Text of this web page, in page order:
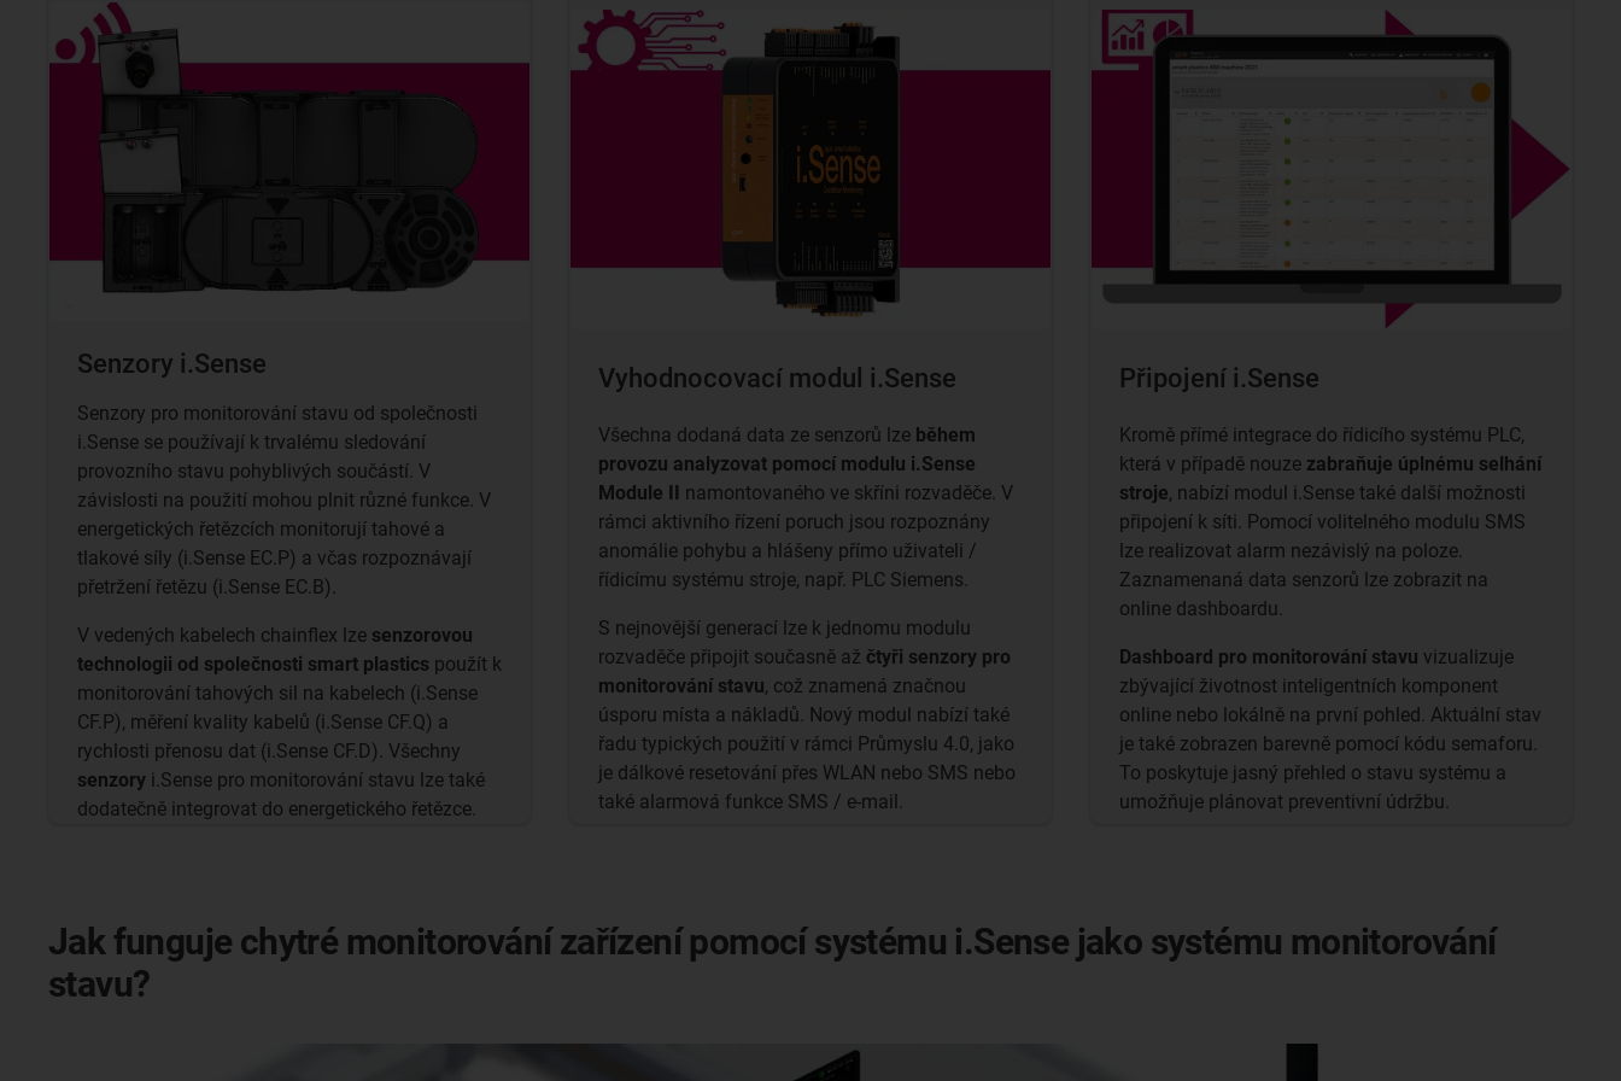
Senzory i.Sense
Senzory pro monitorování stavu od společnosti
i.Sense se používají k trvalému sledování
provozního stavu pohyblivých součástí. V
závislosti na použití mohou plnit různé funkce. V
energetických řetězcích monitorují tahové a
tlakové síly (i.Sense EC.P) a včas rozpoznávají
přetržení řetězu (i.Sense EC.B).
V vedených kabelech chainflex lze senzorovou
technologii od společnosti smart plastics použít k
monitorování tahových sil na kabelech (i.Sense
CF.P), měření kvality kabelů (i.Sense CF.Q) a
rychlosti přenosu dat (i.Sense CF.D). Všechny
senzory i.Sense pro monitorování stavu lze také
dodatečně integrovat do energetického řetězce.
Vyhodnocovací modul i.Sense
Všechna dodaná data ze senzorů lze během
provozu analyzovat pomocí modulu i.Sense
Module II namontovaného ve skříni rozvaděče. V
rámci aktivního řízení poruch jsou rozpoznány
anomálie pohybu a hlášeny přímo uživateli /
řídicímu systému stroje, např. PLC Siemens.
S nejnovější generací lze k jednomu modulu
rozvaděče připojit současně až čtyři senzory pro
monitorování stavu, což znamená značnou
úsporu místa a nákladů. Nový modul nabízí také
řadu typických použití v rámci Průmyslu 4.0, jako
je dálkové resetování přes WLAN nebo SMS nebo
také alarmová funkce SMS / e-mail.
Připojení i.Sense
Kromě přímé integrace do řídicího systému PLC,
která v případě nouze zabraňuje úplnému selhání
stroje, nabízí modul i.Sense také další možnosti
připojení k síti. Pomocí volitelného modulu SMS
lze realizovat alarm nezávislý na poloze.
Zaznamenaná data senzorů lze zobrazit na
online dashboardu.
Dashboard pro monitorování stavu vizualizuje
zbývající životnost inteligentních komponent
online nebo lokálně na první pohled. Aktuální stav
je také zobrazen barevně pomocí kódu semaforu.
To poskytuje jasný přehled o stavu systému a
umožňuje plánovat preventivní údržbu.
Jak funguje chytré monitorování zařízení pomocí systému i.Sense jako systému monitorování
stavu?